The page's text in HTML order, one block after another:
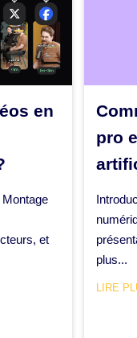
en
Montage
et
pro
plus...
LIRE